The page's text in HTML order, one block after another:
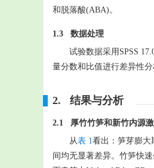
和脱落酸(ABA)。
1.3 数据处理
试验数据采用SPSS
量分数和比值进行差异性分
2. 结果与分析
2.1 厚竹竹笋和新竹内源
从表 1看出：笋芽膨
间均无显著差异。竹笋快